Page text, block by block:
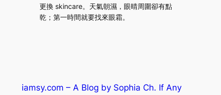
更換 skincare。天氣朝濕，眼晴周圍卻有點
乾；第一時間就要找來眼霜。
iamsy.com – A Blog by Sophia Ch. If Any